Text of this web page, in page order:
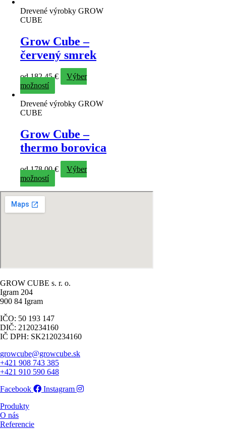
Drevené výrobky GROW
CUBE
Grow Cube –
červený smrek
od182,45€
Výber
možností
Drevené výrobky GROW
CUBE
Grow Cube –
thermo borovica
od178,00€
Výber
možností
GROW CUBE s. r. o.
Igram 204
900 84 Igram
IČO: 50 193 147
DIČ: 2120234160
IČ DPH: SK2120234160
growcube@growcube.sk
+421 908 743 385
+421 910 590 648
Facebook
Instagram
Produkty
O nás
Referencie